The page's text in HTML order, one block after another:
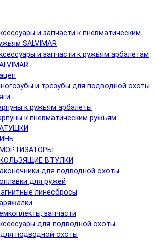
и запчасти к пневматическим
SALVIMAR
и запчасти к ружьям арбалетам
и трезубы для подводной охоты
к ружьям арбалеты
к пневматическим ружьям
ВТУЛКИ
для подводной охоты
для ружей
линесбросы
запчасти
для подводной охоты
подводной охоты